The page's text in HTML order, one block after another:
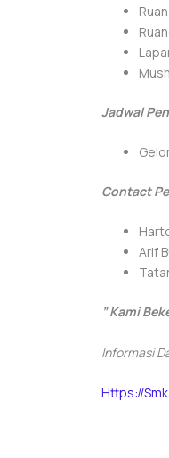
Jadwal
Contact
Arif
” Kami
Informasi
Https://